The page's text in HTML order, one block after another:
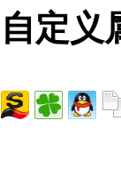
定义